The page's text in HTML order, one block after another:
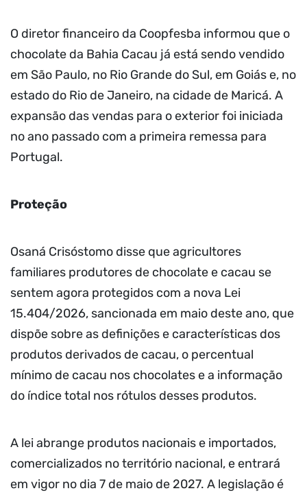
O diretor financeiro da Coopfesba informou que o
chocolate da Bahia Cacau já está sendo vendido
em São Paulo, no Rio Grande do Sul, em Goiás e, no
estado do Rio de Janeiro, na cidade de Maricá. A
expansão das vendas para o exterior foi iniciada
no ano passado com a primeira remessa para
Portugal.
Proteção
Osaná Crisóstomo disse que agricultores
familiares produtores de chocolate e cacau se
sentem agora protegidos com a nova Lei
15.404/2026, sancionada em maio deste ano, que
dispõe sobre as definições e características dos
produtos derivados de cacau, o percentual
mínimo de cacau nos chocolates e a informação
do índice total nos rótulos desses produtos.
A lei abrange produtos nacionais e importados,
comercializados no território nacional, e entrará
em vigor no dia 7 de maio de 2027. A legislação é